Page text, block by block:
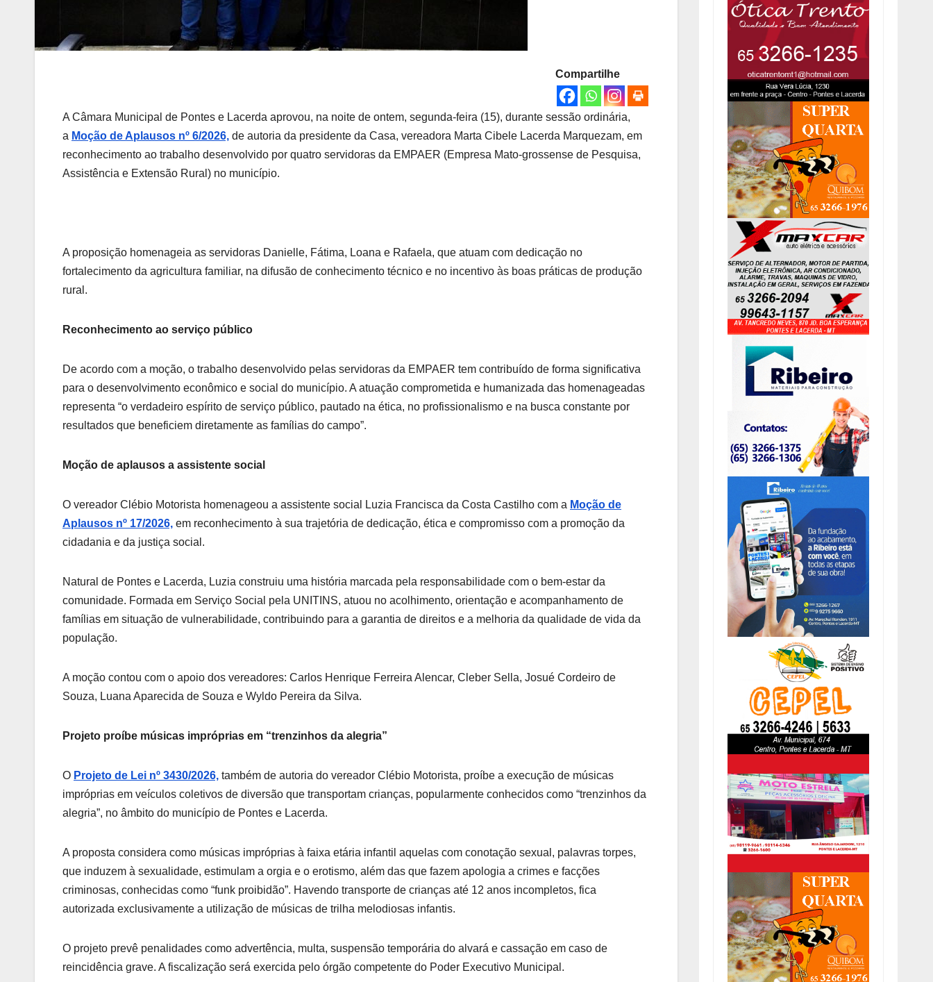
Compartilhe
A Câmara Municipal de Pontes e Lacerda aprovou, na noite de ontem, segunda-feira (15), durante sessão ordinária,
a Moção de Aplausos nº 6/2026, de autoria da presidente da Casa, vereadora Marta Cibele Lacerda Marquezam, em
reconhecimento ao trabalho desenvolvido por quatro servidoras da EMPAER (Empresa Mato-grossense de Pesquisa,
Assistência e Extensão Rural) no município.
A proposição homenageia as servidoras Danielle, Fátima, Loana e Rafaela, que atuam com dedicação no
fortalecimento da agricultura familiar, na difusão de conhecimento técnico e no incentivo às boas práticas de produção
rural.
Reconhecimento ao serviço público
De acordo com a moção, o trabalho desenvolvido pelas servidoras da EMPAER tem contribuído de forma significativa
para o desenvolvimento econômico e social do município. A atuação comprometida e humanizada das homenageadas
representa “o verdadeiro espírito de serviço público, pautado na ética, no profissionalismo e na busca constante por
resultados que beneficiem diretamente as famílias do campo”.
Moção de aplausos a assistente social
O vereador Clébio Motorista homenageou a assistente social Luzia Francisca da Costa Castilho com a Moção de
Aplausos nº 17/2026, em reconhecimento à sua trajetória de dedicação, ética e compromisso com a promoção da
cidadania e da justiça social.
Natural de Pontes e Lacerda, Luzia construiu uma história marcada pela responsabilidade com o bem-estar da
comunidade. Formada em Serviço Social pela UNITINS, atuou no acolhimento, orientação e acompanhamento de
famílias em situação de vulnerabilidade, contribuindo para a garantia de direitos e a melhoria da qualidade de vida da
população.
A moção contou com o apoio dos vereadores: Carlos Henrique Ferreira Alencar, Cleber Sella, Josué Cordeiro de
Souza, Luana Aparecida de Souza e Wyldo Pereira da Silva.
Projeto proíbe músicas impróprias em “trenzinhos da alegria”
O Projeto de Lei nº 3430/2026, também de autoria do vereador Clébio Motorista, proíbe a execução de músicas
impróprias em veículos coletivos de diversão que transportam crianças, popularmente conhecidos como “trenzinhos da
alegria”, no âmbito do município de Pontes e Lacerda.
A proposta considera como músicas impróprias à faixa etária infantil aquelas com conotação sexual, palavras torpes,
que induzem à sexualidade, estimulam a orgia e o erotismo, além das que fazem apologia a crimes e facções
criminosas, conhecidas como “funk proibidão”. Havendo transporte de crianças até 12 anos incompletos, fica
autorizada exclusivamente a utilização de músicas de trilha melodiosas infantis.
O projeto prevê penalidades como advertência, multa, suspensão temporária do alvará e cassação em caso de
reincidência grave. A fiscalização será exercida pelo órgão competente do Poder Executivo Municipal.